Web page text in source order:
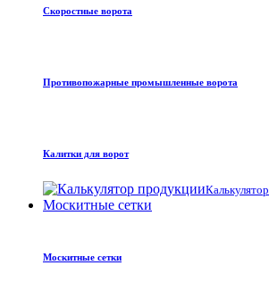
Скоростные ворота
Противопожарные промышленные ворота
Калитки для ворот
Калькулятор
Москитные сетки
Москитные сетки